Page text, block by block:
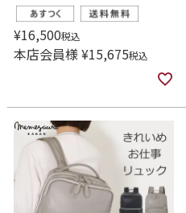
¥16,500税込
本店会員様¥15,675税込